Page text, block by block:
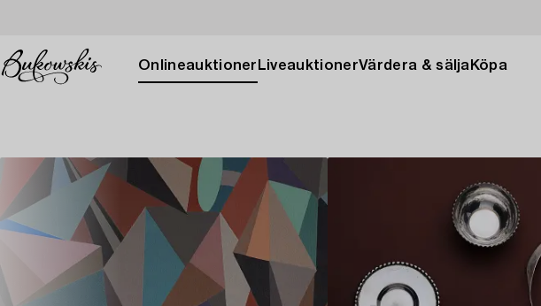
Onlineauktioner LiveauktionerVärdera & sälja Köpa